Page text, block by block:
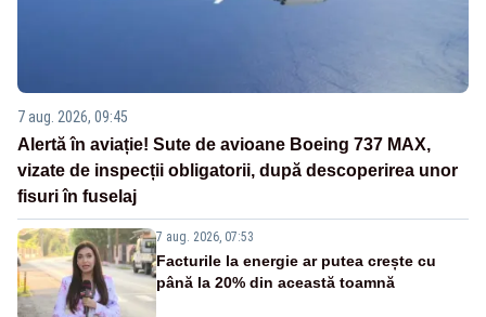
7 aug. 2026, 09:45
Alertă în aviație! Sute de avioane Boeing 737 MAX,
vizate de inspecții obligatorii, după descoperirea unor
fisuri în fuselaj
7 aug. 2026, 07:53
Facturile la energie ar putea crește cu
până la 20% din această toamnă